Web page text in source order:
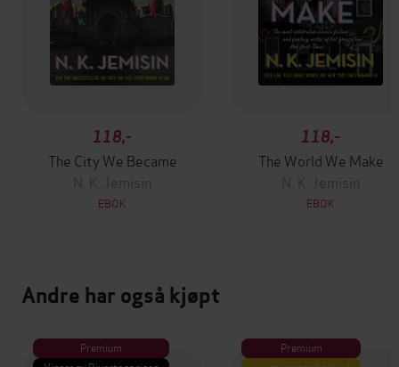
118,-
The City We Became
N. K. Jemisin
EBOK
118,-
The World We Make
N. K. Jemisin
EBOK
Andre har også kjøpt
Premium
Premium